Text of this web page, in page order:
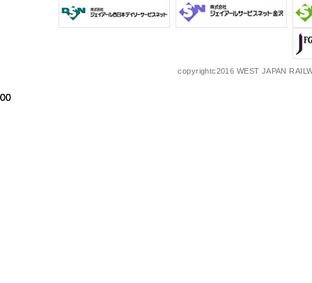
copyrightc2016 WEST JAPAN
00
00
00